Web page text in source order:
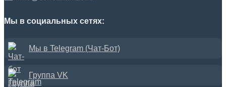
Мы в социальных сетях:
Мы в Telegram (Чат-Бот)
Группа VK